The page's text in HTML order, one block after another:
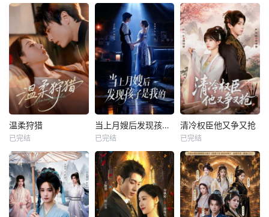
温柔狩猎
已完结
当上月嫂后发现孩子是我的
已完结
清冷权臣他又争又抢
已完结